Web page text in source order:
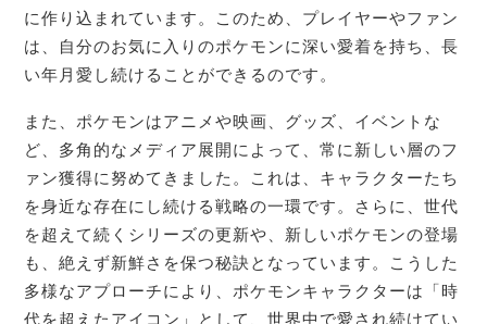
に作り込まれています。このため、プレイヤーやファン
は、自分のお気に入りのポケモンに深い愛着を持ち、長
い年月愛し続けることができるのです。
また、ポケモンはアニメや映画、グッズ、イベントな
ど、多角的なメディア展開によって、常に新しい層のフ
ァン獲得に努めてきました。これは、キャラクターたち
を身近な存在にし続ける戦略の一環です。さらに、世代
を超えて続くシリーズの更新や、新しいポケモンの登場
も、絶えず新鮮さを保つ秘訣となっています。こうした
多様なアプローチにより、ポケモンキャラクターは「時
代を超えたアイコン」として、世界中で愛され続けてい